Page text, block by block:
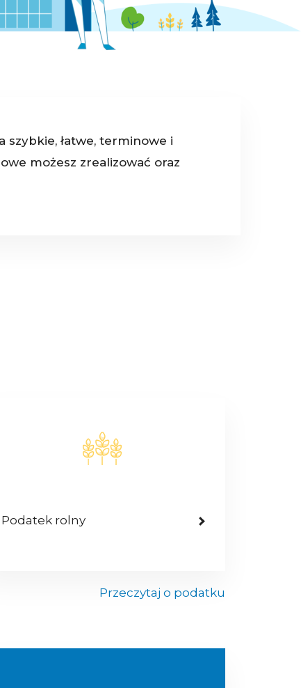
łatwe, terminowe i
możesz zrealizować oraz
Podatek rolny
Przeczytaj o podatku